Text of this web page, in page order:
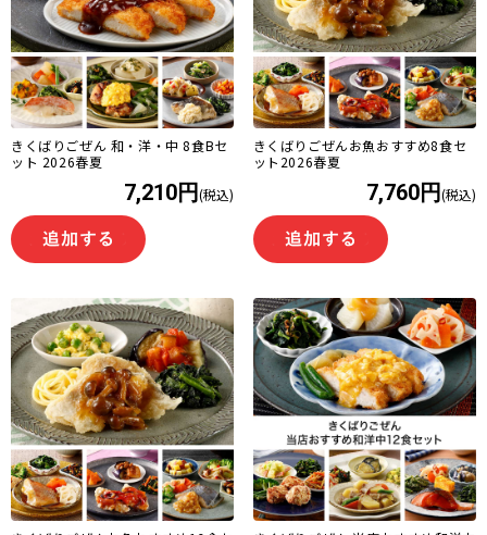
きくばりごぜん 和・洋・中 8食Bセ
ット 2026春夏
7,210円(税込)
きくばりごぜんお魚おすすめ8食セ
ット2026春夏
7,760円(税込)